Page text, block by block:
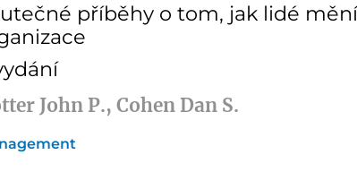
příběhy o tom, jak lidé
John P., Cohen Dan S.